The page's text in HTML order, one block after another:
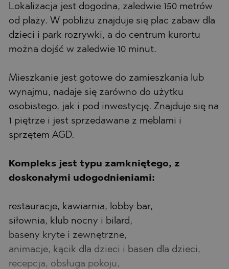
Lokalizacja jest dogodna, zaledwie 150 metrów
od plaży. W pobliżu znajduje się plac zabaw dla
dzieci i park rozrywki, a do centrum kurortu
można dojść w zaledwie 10 minut.
Mieszkanie jest gotowe do zamieszkania lub
wynajmu, nadaje się zarówno do użytku
osobistego, jak i pod inwestycję. Znajduje się na
1 piętrze i jest sprzedawane z meblami i
sprzętem AGD.
Kompleks jest typu zamkniętego, z
doskonałymi udogodnieniami:
restauracje, kawiarnia, lobby bar,
siłownia, klub nocny i bilard,
baseny kryte i zewnętrzne,
animacje, kącik dla dzieci i basen dla dzieci,
recepcja, obsługa pokoju,